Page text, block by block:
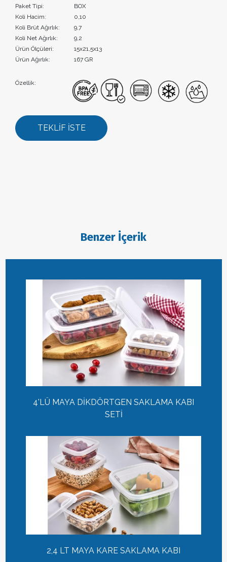
Paket Tipi:
BOX
Koli Hacim:
0,10
Koli Brüt Ağırlık:
9,7
Koli Net Ağırlık:
9,2
Ürün Ölçüleri:
15x21,5x13
Ürün Ağırlık:
167 GR
Özellik:
TEKLİF İSTE
Benzer İçerik
4'LÜ MAYA DİKDÖRTGEN SAKLAMA KABI
SETİ
2,4 LT MAYA KARE SAKLAMA KABI